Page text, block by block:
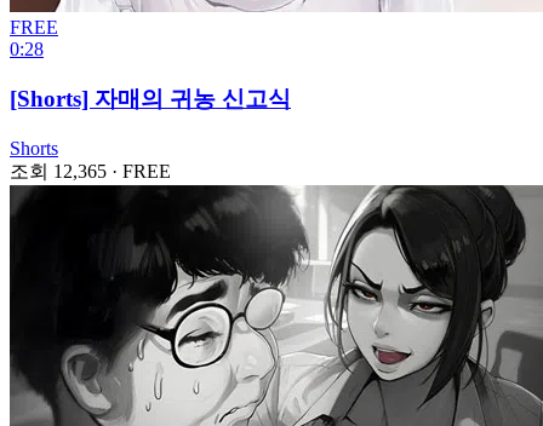
FREE
0:28
[Shorts] 자매의 귀농 신고식
Shorts
조회 12,365 · FREE